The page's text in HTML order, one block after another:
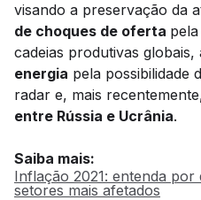
visando a preservação da
de choques de oferta
cadeias produtivas globais,
energia pela possibilidade
radar e, mais
entre Rússia e Ucrânia.
Saiba mais:
Inflação 2021: entenda por
setores mais afetados